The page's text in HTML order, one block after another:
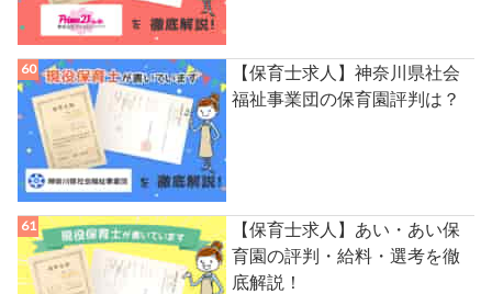
【保育士求人】神奈川県社会
福祉事業団の保育園評判は？
【保育士求人】あい・あい保
育園の評判・給料・選考を徹
底解説！